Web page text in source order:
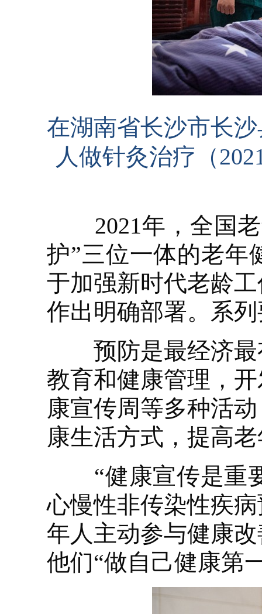
在湖南省长沙市长
人做针灸治疗（
2021年，全国老
护”三位一体的老
于加强新时代老龄
作出明确部署。系
预防是最经济最
教育和健康管理，
康宣传周等多种活
康生活方式，提高
“健康宣传是重要
心慢性非传染性疾
年人主动参与健康
他们“做自己健康第